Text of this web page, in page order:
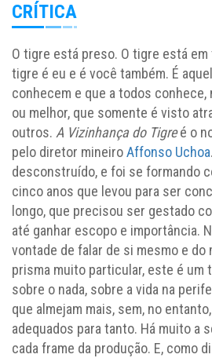
CRÍTICA
O tigre está preso. O tigre está
tigre é eu e é você também. É
conhecem e que a todos conhece,
ou melhor, que somente é visto
outros. A Vizinhança do Tigreé o
pelo diretor mineiroAffonso Uchoa
desconstruído, e foi se formando
cinco anos que levou para ser
longo, que precisou ser gestado
até ganhar escopo e importância.
vontade de falar de si mesmo e do
prisma muito particular, este é um
sobre o nada, sobre a vida na
que almejam mais, sem, no
adequados para tanto. Há muito a
cada frame da produção. E, como